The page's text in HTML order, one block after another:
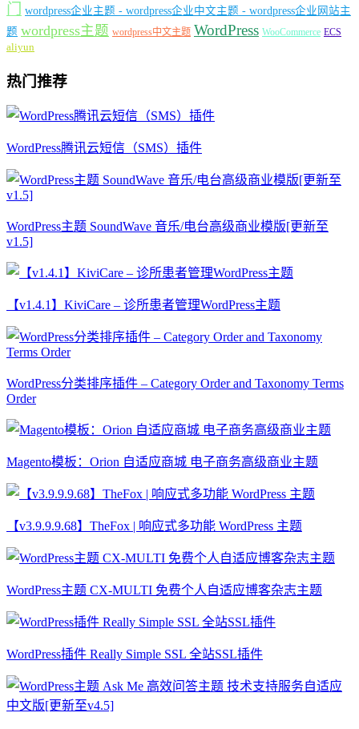
门
wordpress企业主题 - wordpress企业中文主题 - wordpress企业网站主
题 wordpress主题 wordpress中文主题 WordPress WooCommerce ECS
aliyun
热门推荐
WordPress腾讯云短信（SMS）插件
WordPress主题 SoundWave 音乐/电台高级商业模版[更新至
v1.5]
【v1.4.1】KiviCare – 诊所患者管理WordPress主题
WordPress分类排序插件 – Category Order and Taxonomy Terms
Order
Magento模板：Orion 自适应商城 电子商务高级商业主题
【v3.9.9.9.68】TheFox | 响应式多功能 WordPress 主题
WordPress主题 CX-MULTI 免费个人自适应博客杂志主题
WordPress插件 Really Simple SSL 全站SSL插件